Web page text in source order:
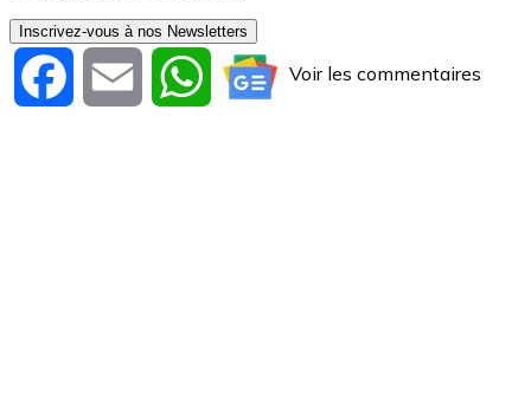
Inscrivez-vous à nos Newsletters
Facebook Email WhatsAppVoir les commentaires